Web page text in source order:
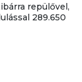
repülővel,
289.650